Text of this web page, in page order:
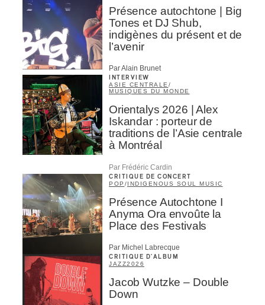
Présence autochtone | Big
Tones et DJ Shub,
indigènes du présent et de
l’avenir
Par Alain Brunet
INTERVIEW
ASIE CENTRALE/
MUSIQUES DU MONDE
Orientalys 2026 | Alex
Iskandar : porteur de
traditions de l’Asie centrale
à Montréal
Par Frédéric Cardin
CRITIQUE DE CONCERT
POP /INDIGENOUS SOUL MUSIC
Présence Autochtone I
Anyma Ora envoûte la
Place des Festivals
Par Michel Labrecque
CRITIQUE D'ALBUM
JAZZ2026
Jacob Wutzke – Double
Down